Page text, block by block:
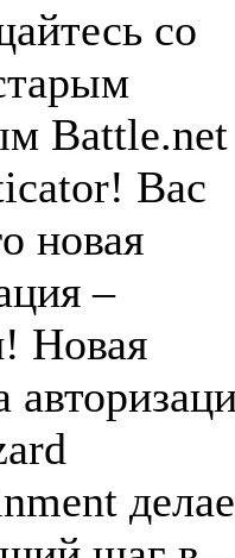
со
Battle.net
Вас
новая
–
Новая